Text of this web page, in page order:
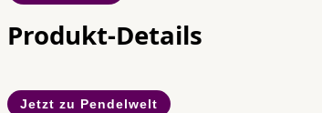
Produkt-Details
Jetzt zu Pendelwelt